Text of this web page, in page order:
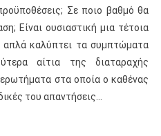
Σε ποιο βαθμό θα
Είναι ουσιαστική μια τέτοια
απλά καλύπτει τα συμπτώματα
αίτια της διαταραχής
στα οποία ο καθένας
του απαντήσεις…